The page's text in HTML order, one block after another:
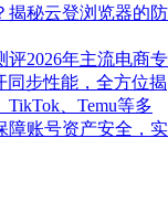
揭秘云登浏览器的防
2026年主流电商专
同步性能，全方位揭
、Temu等多
障账号资产安全，实